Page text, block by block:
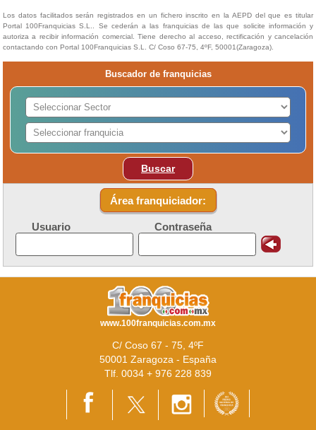
Los datos facilitados serán registrados en un fichero inscrito en la AEPD del que es titular
Portal 100Franquicias S.L.. Se cederán a las franquicias de las que solicite información y
autoriza a recibir información comercial. Tiene derecho al acceso, rectificación y cancelación
contactando con Portal 100Franquicias S.L. C/ Coso 67-75, 4ºF, 50001(Zaragoza).
Buscador de franquicias
Buscar
Área franquiciador:
Usuario Contraseña
www.100franquicias.com.mx
C/ Coso 67 - 75, 4ºF
50001 Zaragoza - España
Tlf. 0034 + 976 228 839